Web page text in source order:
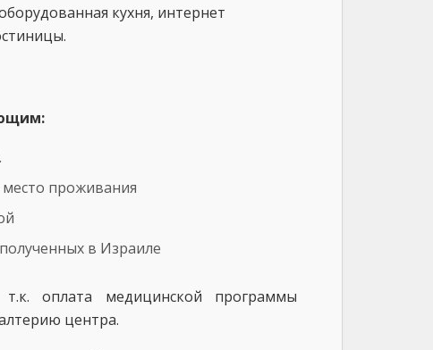
кухня, интернет
проживания
в Израиле
оплата медицинской программы
центра.